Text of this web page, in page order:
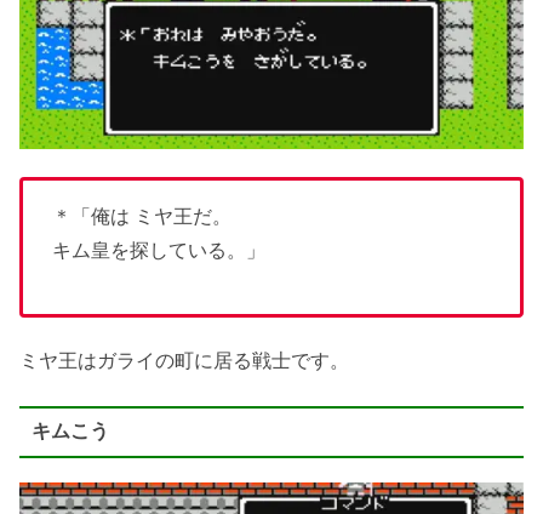
＊「俺は ミヤ王だ。
キム皇を探している。」
ミヤ王はガライの町に居る戦士です。
キムこう